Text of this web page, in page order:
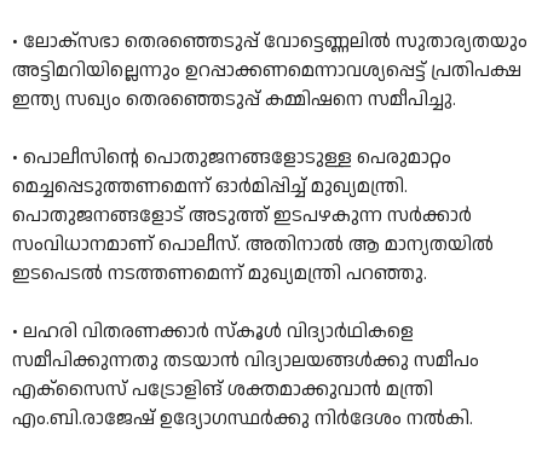
• ലോക്‌സഭാ തെരഞ്ഞെടുപ്പ് വോട്ടെണ്ണലില്‍ സുതാര്യതയും
അട്ടിമറിയില്ലെന്നും ഉറപ്പാക്കണമെന്നാവശ്യപ്പെട്ട് പ്രതിപക്ഷ
ഇന്ത്യ സഖ്യം തെരഞ്ഞെടുപ്പ് കമ്മിഷനെ സമീപിച്ചു.
• പൊലീസിന്റെ പൊതുജനങ്ങളോടുള്ള പെരുമാറ്റം
മെച്ചപ്പെടുത്തണമെന്ന് ഓർമിപ്പിച്ച് മുഖ്യമന്ത്രി.
പൊതുജനങ്ങളോട് അടുത്ത് ഇടപഴകുന്ന സർക്കാർ
സംവിധാനമാണ് പൊലീസ്. അതിനാൽ ആ മാന്യതയിൽ
ഇടപെടൽ നടത്തണമെന്ന് മുഖ്യമന്ത്രി പറഞ്ഞു.
• ലഹരി വിതരണക്കാര്‍ സ്‌കൂള്‍ വിദ്യാര്‍ഥികളെ
സമീപിക്കുന്നതു തടയാന്‍ വിദ്യാലയങ്ങള്‍ക്കു സമീപം
എക്സൈസ് പട്രോളിങ് ശക്തമാക്കുവാൻ മന്ത്രി
എം.ബി.രാജേഷ് ഉദ്യോഗസ്ഥര്‍ക്കു നിര്‍ദേശം നല്‍കി.